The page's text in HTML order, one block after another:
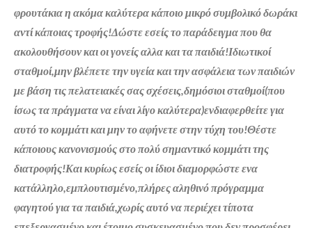
φρουτάκια η ακόμα καλύτερα κάποιο μικρό συμβολικό δωράκι
αντί κάποιας τροφής!Δώστε εσείς το παράδειγμα που θα
ακολουθήσουν και οι γονείς αλλα και τα παιδιά!Ιδιωτικοί
σταθμοί,μην βλέπετε την υγεία και την ασφάλεια των παιδιών
με βάση τις πελατειακές σας σχέσεις,δημόσιοι σταθμοί(που
ίσως τα πράγματα να είναι λίγο καλύτερα)ενδιαφερθείτε για
αυτό το κομμάτι και μην το αφήνετε στην τύχη του!Θέστε
κάποιους κανονισμούς στο πολύ σημαντικό κομμάτι της
διατροφής!Και κυρίως εσείς οι ίδιοι διαμορφώστε ενα
κατάλληλο,εμπλουτισμένο,πλήρες αληθινό πρόγραμμα
φαγητού για τα παιδιά,χωρίς αυτό να περιέχει τίποτα